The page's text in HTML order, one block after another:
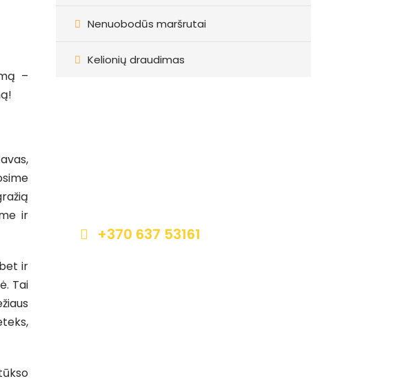
Nenuobodūs maršrutai
Kelionių draudimas
+370 637 53161
–
ir
ir
Tai